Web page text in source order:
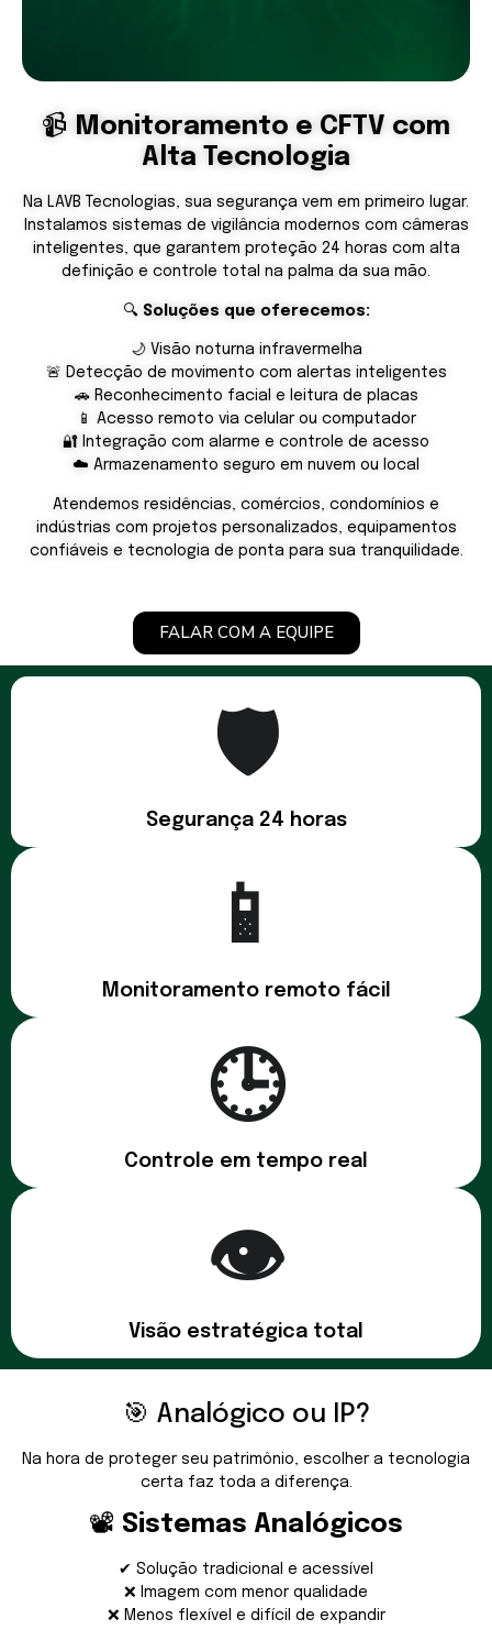
📹 Monitoramento e CFTV com
Alta Tecnologia
Na LAVB Tecnologias, sua segurança vem em primeiro lugar.
Instalamos sistemas de vigilância modernos com câmeras
inteligentes, que garantem proteção 24 horas com alta
definição e controle total na palma da sua mão.
🔍 Soluções que oferecemos:
🌙 Visão noturna infravermelha
🚨 Detecção de movimento com alertas inteligentes
🚗 Reconhecimento facial e leitura de placas
📱 Acesso remoto via celular ou computador
🔐 Integração com alarme e controle de acesso
☁️ Armazenamento seguro em nuvem ou local
Atendemos residências, comércios, condomínios e
indústrias com projetos personalizados, equipamentos
confiáveis e tecnologia de ponta para sua tranquilidade.
FALAR COM A EQUIPE
🛡️
Segurança 24 horas
📱
Monitoramento remoto fácil
🕒
Controle em tempo real
👁️
Visão estratégica total
🎯 Analógico ou IP?
Na hora de proteger seu patrimônio, escolher a tecnologia
certa faz toda a diferença.
📽️ Sistemas Analógicos
✔ Solução tradicional e acessível
❌ Imagem com menor qualidade
❌ Menos flexível e difícil de expandir